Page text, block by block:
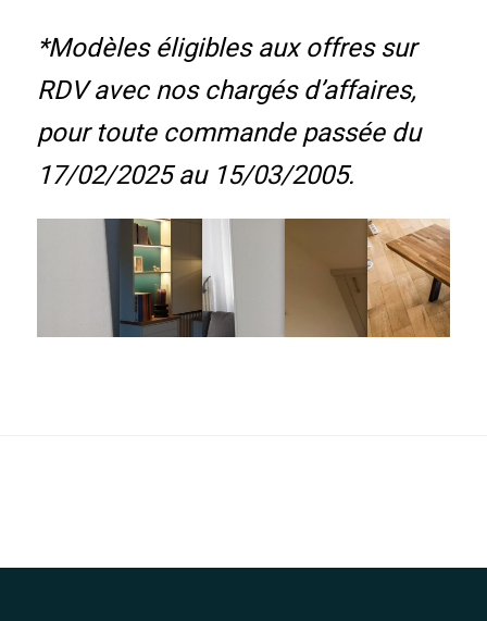
*Modèles éligibles aux offres sur
RDV avec nos chargés d’affaires,
pour toute commande passée du
17/02/2025 au 15/03/2005.